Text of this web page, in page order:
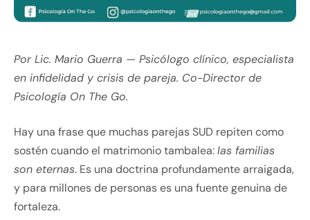
Por Lic. Mario Guerra — Psicólogo clínico, especialista
en infidelidad y crisis de pareja. Co-Director de
Psicología On The Go.
Hay una frase que muchas parejas SUD repiten como
sostén cuando el matrimonio tambalea:las familias
son eternas. Es una doctrina profundamente arraigada,
y para millones de personas es una fuente genuina de
fortaleza.